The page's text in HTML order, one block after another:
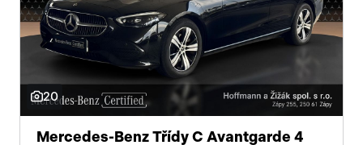
20
Mercedes-Benz Třídy C Avantgarde 4